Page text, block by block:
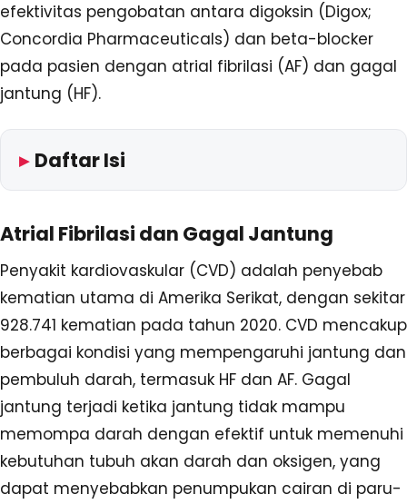
efektivitas pengobatan antara digoksin (Digox;
Concordia Pharmaceuticals) dan beta-blocker
pada pasien dengan atrial fibrilasi (AF) dan gagal
jantung (HF).
Daftar Isi
Atrial Fibrilasi dan Gagal Jantung
Penyakit kardiovaskular (CVD) adalah penyebab
kematian utama di Amerika Serikat, dengan sekitar
928.741 kematian pada tahun 2020. CVD mencakup
berbagai kondisi yang mempengaruhi jantung dan
pembuluh darah, termasuk HF dan AF. Gagal
jantung terjadi ketika jantung tidak mampu
memompa darah dengan efektif untuk memenuhi
kebutuhan tubuh akan darah dan oksigen, yang
dapat menyebabkan penumpukan cairan di paru-